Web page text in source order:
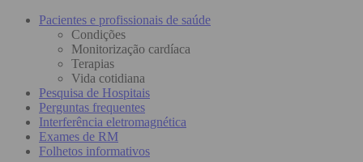
Pacientes e profissionais de saúde
Condições
Monitorização cardíaca
Terapias
Vida cotidiana
Pesquisa de Hospitais
Perguntas frequentes
Interferência eletromagnética
Exames de RM
Folhetos informativos